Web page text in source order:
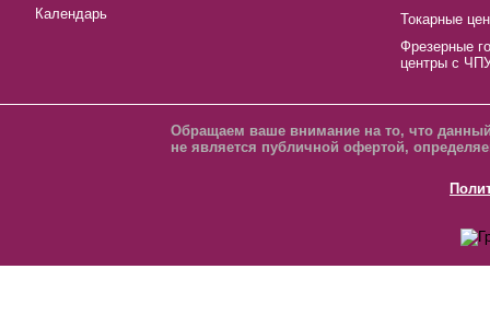
Календарь
Токарные
Фрезерные
центры с
Обращаем ваше внимание на то, что
не является публичной офертой,